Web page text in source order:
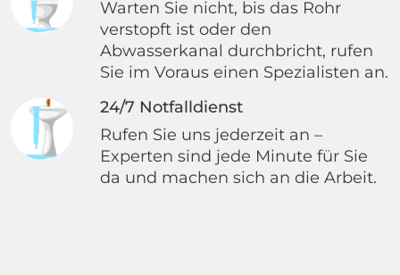
Warten Sie nicht, bis das Rohr
verstopft ist oder den
Abwasserkanal durchbricht, rufen
Sie im Voraus einen Spezialisten an.
24/7 Notfalldienst
Rufen Sie uns jederzeit an –
Experten sind jede Minute für Sie
da und machen sich an die Arbeit.